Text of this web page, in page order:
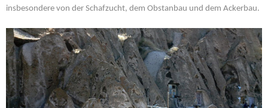
insbesondere von der Schafzucht, dem Obstanbau und dem Ackerbau.